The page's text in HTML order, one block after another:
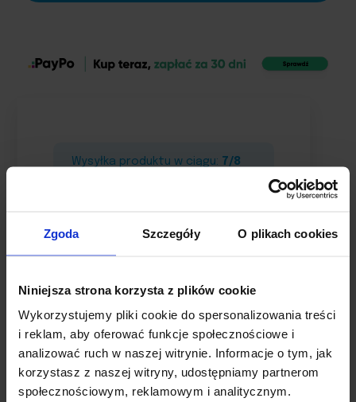
Zgoda Szczegóły O plikach cookies
Niniejsza strona korzysta z plików cookie
Wykorzystujemy pliki cookie do spersonalizowania treści
i reklam, aby oferować funkcje społecznościowe i
analizować ruch w naszej witrynie. Informacje o tym, jak
korzystasz z naszej witryny, udostępniamy partnerom
społecznościowym, reklamowym i analitycznym.
Wysyłka produktu w ciągu: 7/8
Cena brutto: 350,55 zł
ilość
Karty
plastikowe